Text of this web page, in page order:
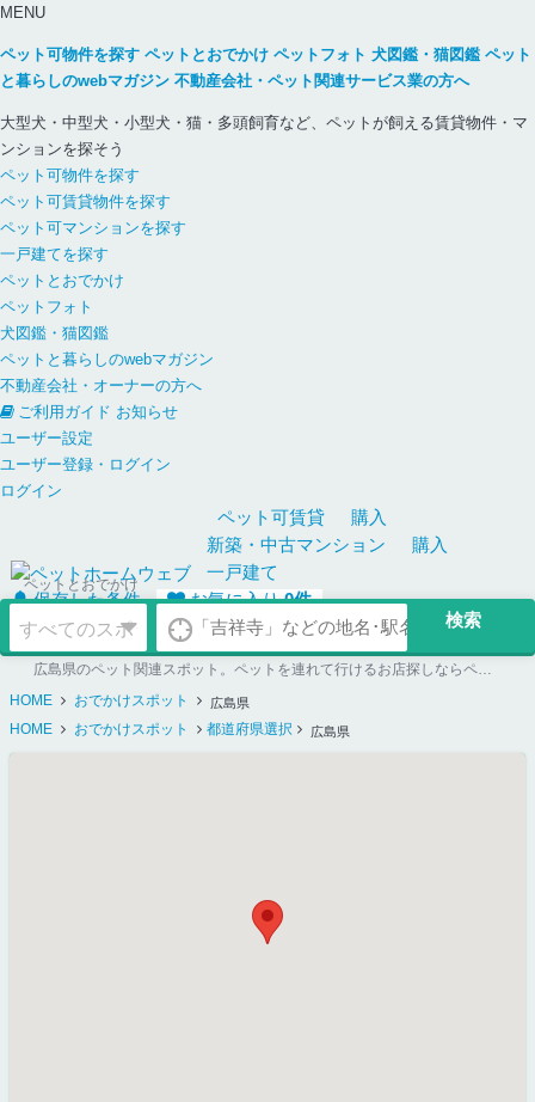
MENU
ペット可物件を探す ペットとおでかけ ペットフォト 犬図鑑・猫図鑑 ペット
と暮らしのwebマガジン 不動産会社・ペット関連サービス業の方へ
大型犬・中型犬・小型犬・猫・多頭飼育など、ペットが飼える賃貸物件・マ
ンションを探そう
ペット可物件を探す
ペット可賃貸物件を探す
ペット可マンションを探す
一戸建てを探す
ペットとおでかけ
ペットフォト
犬図鑑・猫図鑑
ペットと暮らしのwebマガジン
不動産会社・オーナーの方へ
ご利用ガイド お知らせ
ユーザー設定
ユーザー登録・ログイン
ログイン
ペット可賃貸
購入
新築・中古マンション
購入
一戸建て
保存した条件
お気に入り0件
ペットとおでかけ
広島県のペット関連スポット。ペットを連れて行けるお店探しならペットホームウェブ
HOME
おでかけスポット 広島県
HOME おでかけスポット 都道府県選択 広島県